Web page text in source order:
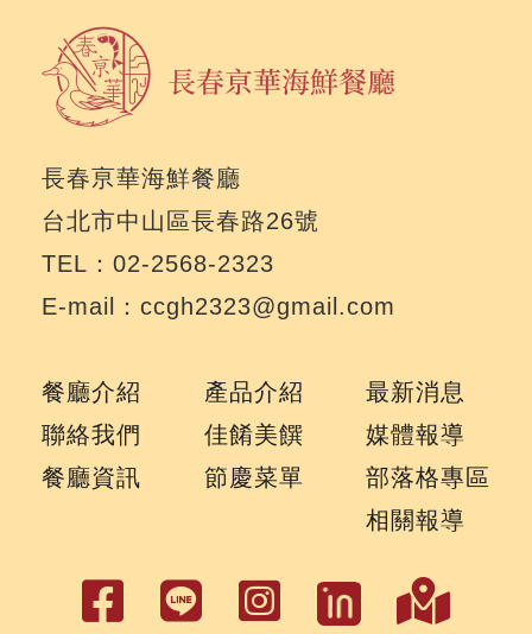
長春亰華海鮮餐廳
台北市中山區長春路26號
TEL：02-2568-2323
E-mail：ccgh2323@gmail.com
餐廳介紹
聯絡我們
餐廳資訊
產品介紹
佳餚美饌
節慶菜單
最新消息
媒體報導
部落格專區
相關報導